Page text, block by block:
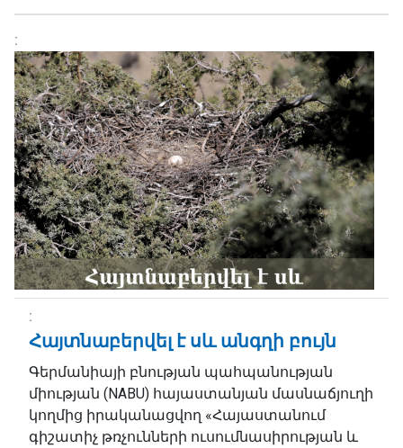
Հայտնաբերվել է սև անգղի բույն
Գերմանիայի բնության պահպանության
միության (NABU) հայաստանյան մասնաճյուղի
կողմից իրականացվող «Հայաստանում
գիշատիչ թռչունների ուսումնասիրության և